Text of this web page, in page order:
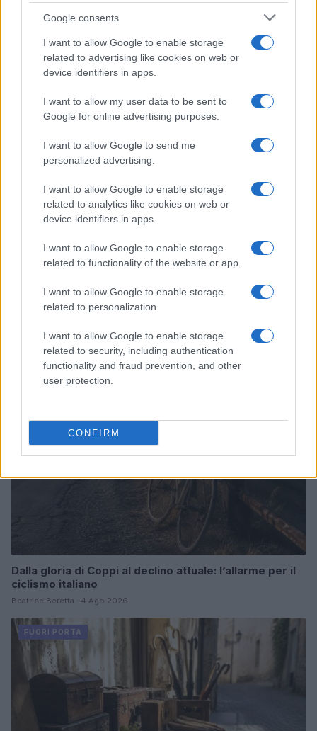
Google consents
I want to allow Google to enable storage
related to advertising like cookies on web or
device identifiers in apps.
I want to allow my user data to be sent to
Google for online advertising purposes.
I want to allow Google to send me
personalized advertising.
I want to allow Google to enable storage
related to analytics like cookies on web or
device identifiers in apps.
I want to allow Google to enable storage
related to functionality of the website or app.
I want to allow Google to enable storage
related to personalization.
I want to allow Google to enable storage
related to security, including authentication
functionality and fraud prevention, and other
user protection.
CONFIRM
Continua a leggere
FUORI PORTA
Odissea e Spider-Man: i film che hanno rivoluzionato
Alessandro Tassinari · 5 Ago 2026
Dalla gloria di Coppi al declino attuale: l’allarme per il
ciclismo italiano
Beatrice Beretta · 4 Ago 2026
FUORI PORTA